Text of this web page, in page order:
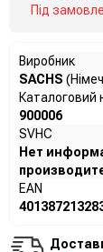
Під
Виробник
SACHS
Каталоговий
900006
SVHC
Нет
EAN